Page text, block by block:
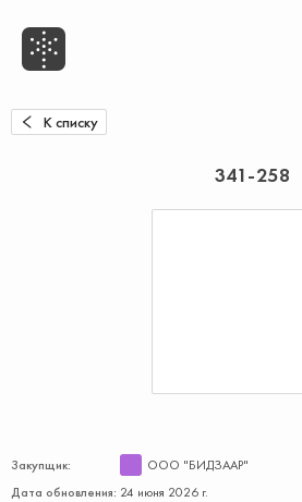
К списку
341-258
Закупщик:
ООО "БИДЗААР"
Дата обновления: 24 июня 2026 г.